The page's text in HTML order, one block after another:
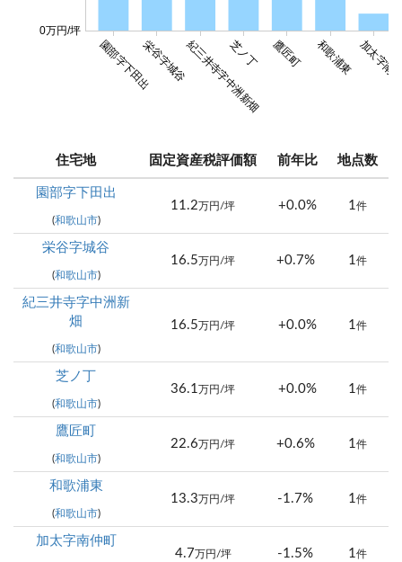
園部字下田出栄谷字城谷紀三井寺字中洲新畑
芝ノ丁 鷹匠町 和歌浦東 加太字
0万円/坪
住宅地 固定資産税評価額 前年比 地点数
園部字下田出
(和歌山市)
11.2 万円/坪 +0.0% 1件
栄谷字城谷
(和歌山市)
16.5 万円/坪 +0.7% 1件
紀三井寺字中洲新
畑
(和歌山市)
16.5 万円/坪 +0.0% 1件
芝ノ丁
(和歌山市)
36.1 万円/坪 +0.0% 1件
鷹匠町
(和歌山市)
22.6 万円/坪 +0.6% 1件
和歌浦東
(和歌山市)
13.3 万円/坪 -1.7% 1件
加太字南仲町
4.7 万円/坪 -1.5% 1件